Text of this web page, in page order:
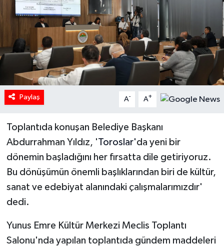
Paylaş A- A+
Toplantıda konuşan Belediye Başkanı
Abdurrahman Yıldız, 'Toroslar'da yeni bir
dönemin başladığını her fırsatta dile getiriyoruz.
Bu dönüşümün önemli başlıklarından biri de kültür,
sanat ve edebiyat alanındaki çalışmalarımızdır'
dedi.
Yunus Emre Kültür Merkezi Meclis Toplantı
Salonu'nda yapılan toplantıda gündem maddeleri